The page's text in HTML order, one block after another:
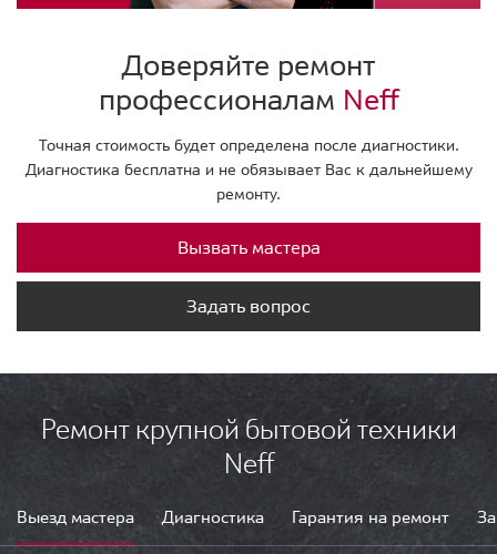
Доверяйте ремонт
профессионалам Neff
Точная стоимость будет определена после диагностики.
Диагностика бесплатна и не обязывает Вас к дальнейшему
ремонту.
Вызвать мастера
Задать вопрос
Ремонт крупной бытовой техники
Neff
Выезд мастера Диагностика Гарантия на ремонт